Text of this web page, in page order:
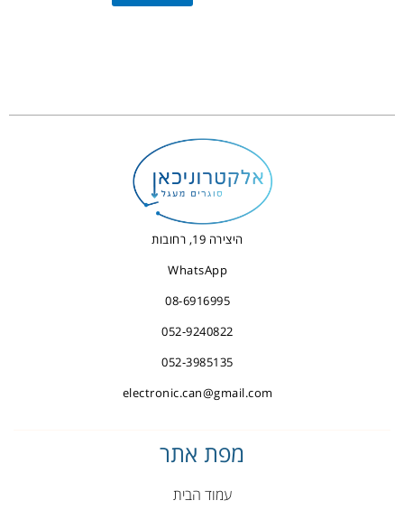
היצירה 19, רחובות
WhatsApp
08-6916995
052-9240822
052-3985135
electronic.can@gmail.com
מפת אתר
עמוד הבית